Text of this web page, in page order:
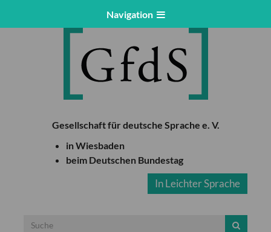
Navigation
Gesellschaft für deutsche Sprache e. V.
in Wiesbaden
beim Deutschen Bundestag
In Leichter Sprache